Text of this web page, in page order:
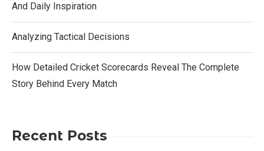
And Daily Inspiration
Analyzing Tactical Decisions
How Detailed Cricket Scorecards Reveal The Complete
Story Behind Every Match
Recent Posts